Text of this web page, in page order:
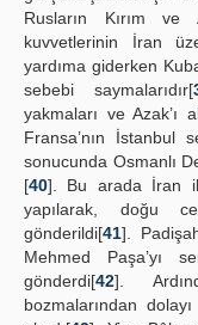
Rusların Kırım ve
kuvvetlerinin İran
yardıma giderken
sebebi saymalarıdır[
yakmaları ve Azak’ı
Fransa’nın İstanbul
sonucunda Osmanlı
[40]. Bu arada İran
yapılarak, doğu
gönderildi[41].
Mehmed Paşa’yı
gönderdi[42].
bozmalarından